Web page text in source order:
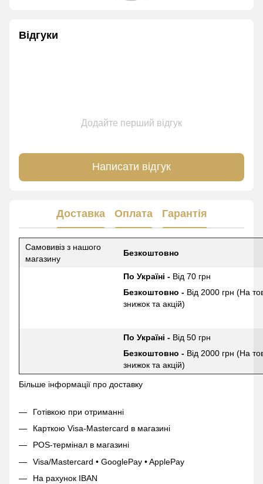
Відгуки
Додайте перший відгук
Написати відгук
Доставка Оплата Гарантія
Самовивіз з нашого
магазину
Безкоштовно
По Україні - Від 70 грн
Безкоштовно - Від 2000 грн (На
знижок та акцій)
По Україні - Від 50 грн
Безкоштовно - Від 2000 грн (На
знижок та акцій)
Більше інформації про доставку
Готівкою при отриманні
Карткою Visa-Mastercard в магазині
POS-термінал в магазині
Visa/Mastercard • GooglePay • ApplePay
На рахунок IBAN